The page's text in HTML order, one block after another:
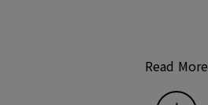
Read More